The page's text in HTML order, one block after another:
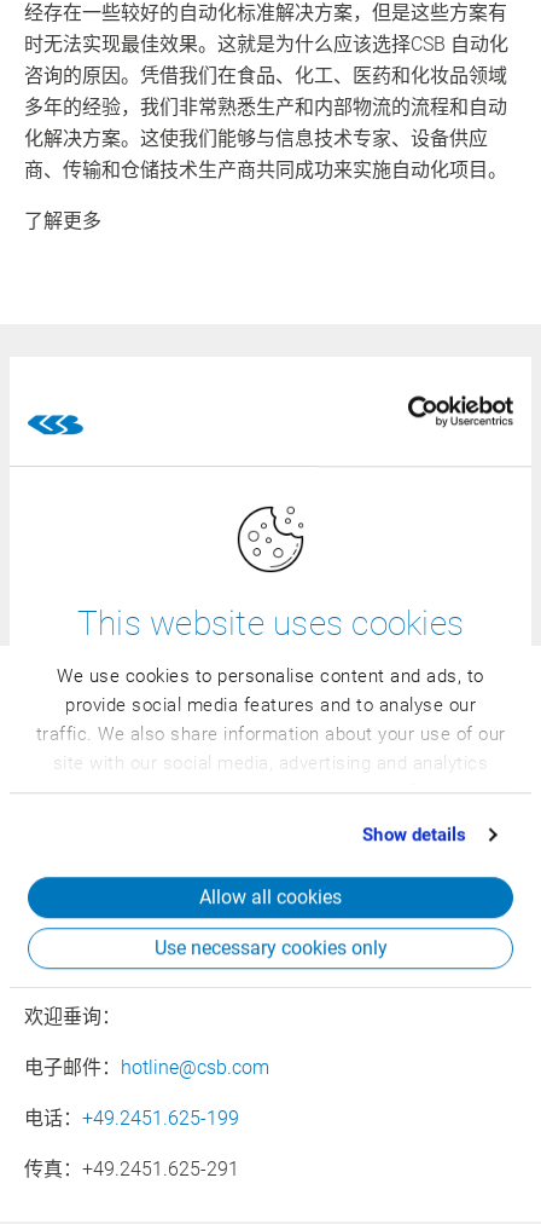
This website uses cookies
We use cookies to personalise content and ads, to
provide social media features and to analyse our
traffic. We also share information about your use of our
site with our social media, advertising and analytics
partners who may combine it with other information
that you’ve provided to them or that they’ve collected
Show details
Allow all cookies
Use necessary cookies only
经存在一些较好的自动化标准解决方案，但是这些方案有
时无法实现最佳效果。这就是为什么应该选择CSB 自动化
咨询的原因。凭借我们在食品、化工、医药和化妆品领域
多年的经验，我们非常熟悉生产和内部物流的流程和自动
化解决方案。这使我们能够与信息技术专家、设备供应
商、传输和仓储技术生产商共同成功来实施自动化项目。
了解更多
用户培训——根据您团队的知识水
平量身定制
以便了解如何在您的企业高效利用 CSB 系统！从基础培训
到高级培训——我们的综合培训计划专为您的行业、您的要
7天24小时热线服务——随时为您
解答疑问
我们的服务遍布全球，随时为您解答疑问：我们的服务专
的疑问。我们以项目使用的语言和项目所在国家的语言提
供我们的支持服务。
欢迎垂询：
电子邮件： hotline@csb.com
电话： +49.2451.625-199
传真：+49.2451.625-291